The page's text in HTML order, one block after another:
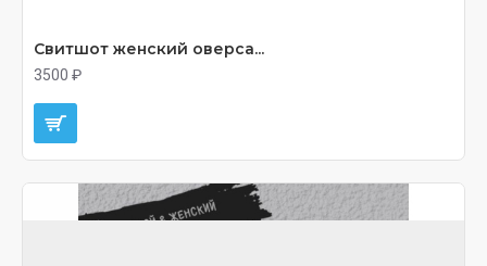
Свитшот женский оверса...
3500 ₽